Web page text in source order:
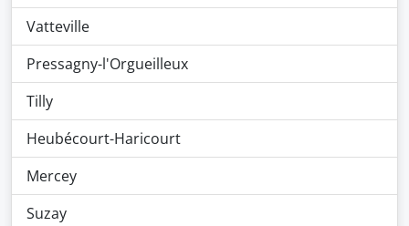
Vatteville
Pressagny-l'Orgueilleux
Tilly
Heubécourt-Haricourt
Mercey
Suzay